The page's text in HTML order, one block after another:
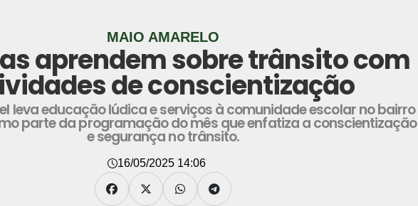
MAIO AMARELO
aprendem sobre trânsito com
de conscientização
leva educação lúdica e serviços à comunidade escolar no bairro
parte da programação do mês que enfatiza a conscientização
e segurança no trânsito.
16/05/2025 14:06